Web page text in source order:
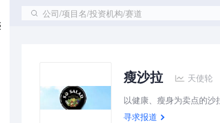
公司/项目名/投资机构/赛道
瘦沙拉 天使轮
以健康、瘦身为卖点的沙
寻求报道